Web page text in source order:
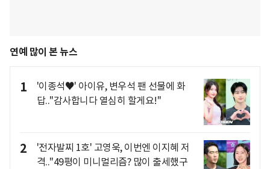
연예 많이 본 뉴스
1
'이종석♥' 아이유, 변우석 팬 선물에 화
답.."감사합니다 열심히 할게요!"
2
'전자발찌 1호' 고영욱, 이번엔 이지혜 저
격.."49평이 미니멀리즘? 많이 출세했구